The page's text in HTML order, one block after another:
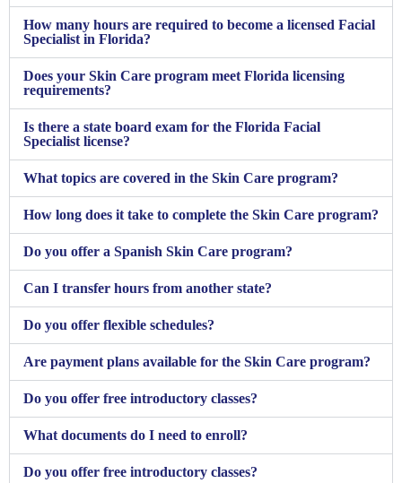
How many hours are required to become a licensed Facial
Specialist in Florida?
Does your Skin Care program meet Florida licensing
requirements?
Is there a state board exam for the Florida Facial
Specialist license?
What topics are covered in the Skin Care program?
How long does it take to complete the Skin Care program?
Do you offer a Spanish Skin Care program?
Can I transfer hours from another state?
Do you offer flexible schedules?
Are payment plans available for the Skin Care program?
Do you offer free introductory classes?
What documents do I need to enroll?
Do you offer free introductory classes?